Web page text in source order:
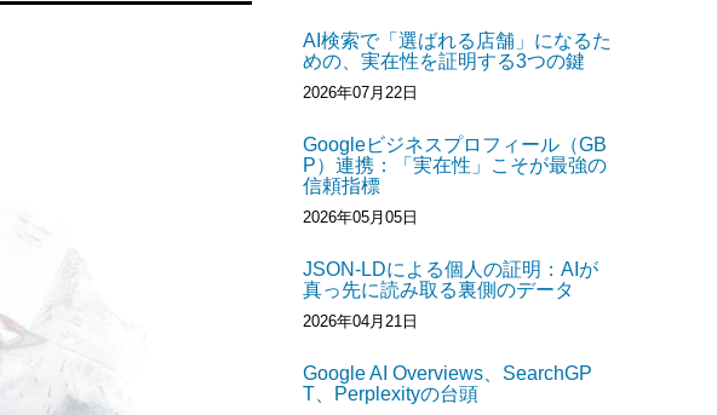
AI検索で「選ばれる店舗」になるた
めの、実在性を証明する3つの鍵
2026年07月22日
Googleビジネスプロフィール（GB
P）連携：「実在性」こそが最強の
信頼指標
2026年05月05日
JSON-LDによる個人の証明：AIが
真っ先に読み取る裏側のデータ
2026年04月21日
Google AI Overviews、SearchGP
T、Perplexityの台頭